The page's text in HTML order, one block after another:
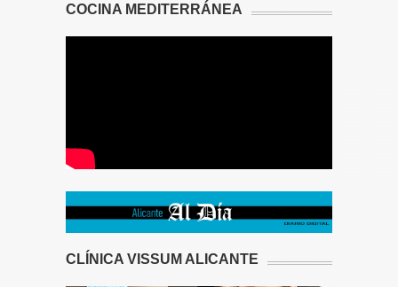
COCINA MEDITERRÁNEA
CLÍNICA VISSUM ALICANTE